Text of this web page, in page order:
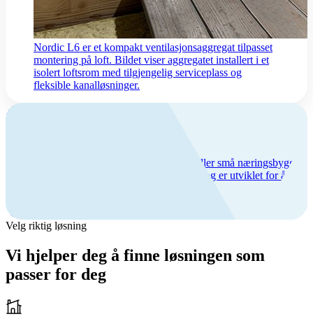
Nordic L6 er et kompakt ventilasjonsaggregat tilpasset
montering på loft. Bildet viser aggregatet installert i et
isolert loftsrom med tilgjengelig serviceplass og
fleksible kanalløsninger.
Ventilasjon
To nye ventilasjonsaggregat for eneboliger eller små næringsbygg.
Aggregatene kommer med ny rotorteknologi og er utviklet for å
Velg riktig løsning
Vi hjelper deg å finne løsningen som
passer for deg